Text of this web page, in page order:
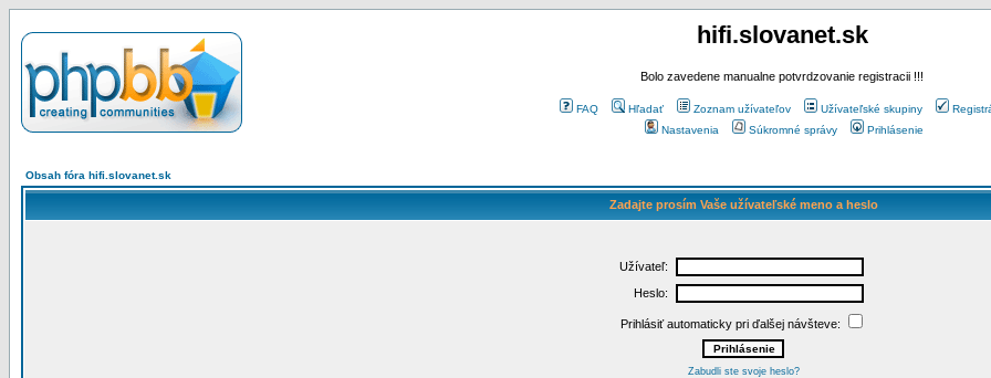
hifi.slovanet.sk
Bolo zavedene manualne potvrdzovanie registracii !!!
FAQ Hľadať Zoznam užívateľov Užívateľské skupiny
Nastavenia
Súkromné správy Prihlásenie
Obsah fóra hifi.slovanet.sk
Zadajte prosím Vaše užívateľské meno a heslo
Užívateľ:
Heslo:
Prihlásiť automaticky pri ďalšej návšteve:
Zabudli ste svoje heslo?